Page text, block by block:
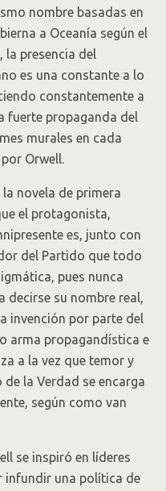
nombre basadas en
a Oceanía según el
la presencia del
es una constante a lo
constantemente a
fuerte propaganda del
murales en cada
Orwell.
novela de primera
el protagonista,
es, junto con
del Partido que todo
pues nunca
decirse su nombre real,
invención por parte del
arma propagandística e
a la vez que temor y
la Verdad se encarga
según como van
se inspiró en líderes
una política de